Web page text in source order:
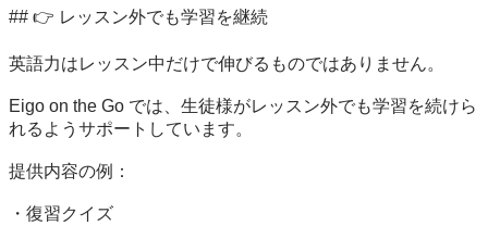
## 👉 レッスン外でも学習を継続
英語力はレッスン中だけで伸びるものではありません。
Eigo on the Go では、生徒様がレッスン外でも学習を続けら
れるようサポートしています。
提供内容の例：
・復習クイズ